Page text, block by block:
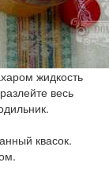
жидкость
весь
квасок.